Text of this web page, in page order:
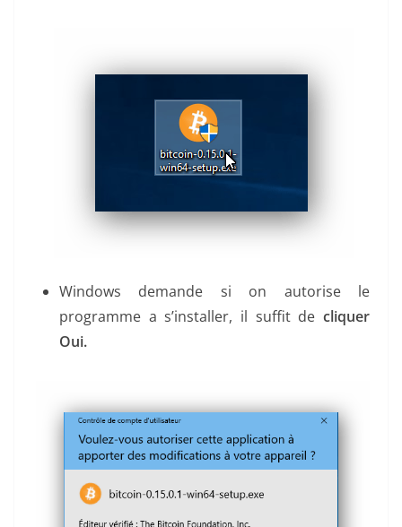
Windows demande si on autorise le
programme a s’installer, il suffit de cliquer
Oui.